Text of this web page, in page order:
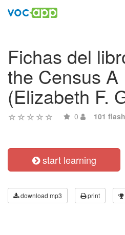
Fichas del
the Census A
(Elizabeth F.
0 101
start learning
download mp3 print